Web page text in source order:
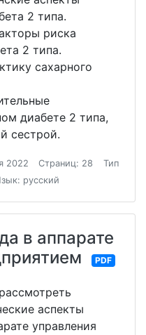
2 типа.
риска
2 типа.
сахарного
диабете 2 типа,
сестрой.
2022 Страниц: 28
Тип
русский
в аппарате
PDF
аспекты
управления